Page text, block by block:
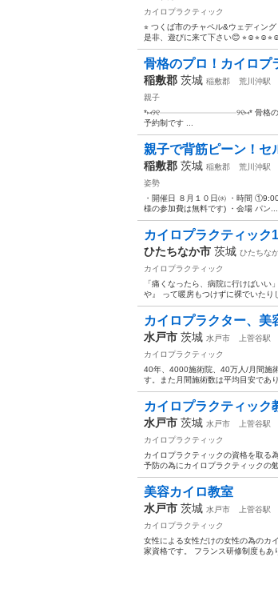
カイロプラクティック
⭐︎ つくば市のチャペル&ウェディン
是非、遊びに来て下さい😊
骨格のプロ！カイロプ
稲敷郡 茨城 稲敷郡 荒川沖駅
親子
*⑅︎୨୧┈┈┈┈┈┈┈┈┈┈┈┈┈┈┈┈୨୧⑅︎* 骨格
予約制です ...
親子で背筋ピーン！セ
稲敷郡 茨城 稲敷郡 荒川沖駅
姿勢
・開催日 ８月１０日㈬ ・時間
様の参加費は無料です) ・会場 パン...
カイロプラクティック
ひたちなか市 茨城 ひたちな
カイロプラクティック
「痛くなったら、病院に行けばい
や』 って暖房もつけずに裸でいたり
カイロプラクター、美
水戸市 茨城 水戸市 上菅谷駅
カイロプラクティック
40年、4000施術院、40万人/月間施
す。また月間施術数は平均目安であ
カイロプラクティック
水戸市 茨城 水戸市 上菅谷駅
カイロプラクティック
カイロプラクティックの資格を取る
予防の為にカイロプラクティックの
美容カイロ教室
水戸市 茨城 水戸市 上菅谷駅
カイロプラクティック
女性による女性だけの女性の為のカ
家資格です。 フランス研修制度もあ